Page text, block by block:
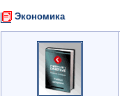
Экономика